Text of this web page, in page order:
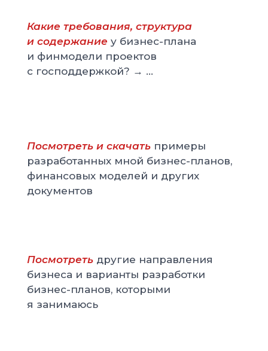
Какие требования, структура
и содержание у бизнес-плана
и финмодели проектов
с господдержкой? → ...
Посмотреть и скачать примеры
разработанных мной бизнес-планов,
финансовых моделей и других
документов
Посмотреть другие направления
бизнеса и варианты разработки
бизнес-планов, которыми
я занимаюсь